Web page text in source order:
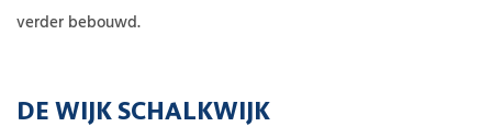
verder bebouwd.
DE WIJK SCHALKWIJK